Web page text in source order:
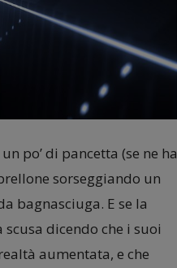
po’ di pancetta (se ne ha
sorseggiando un
bagnasciuga. E se la
dicendo che i suoi
aumentata, e che